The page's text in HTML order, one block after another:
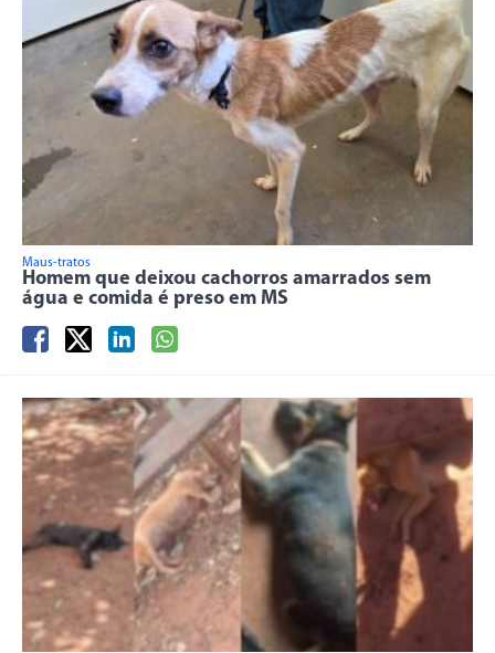
Maus-tratos
Homem que deixou cachorros amarrados sem
água e comida é preso em MS